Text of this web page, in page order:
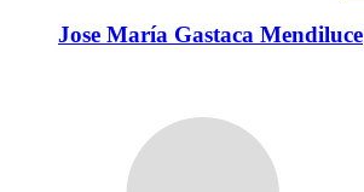
Jose María Gastaca Mendiluce